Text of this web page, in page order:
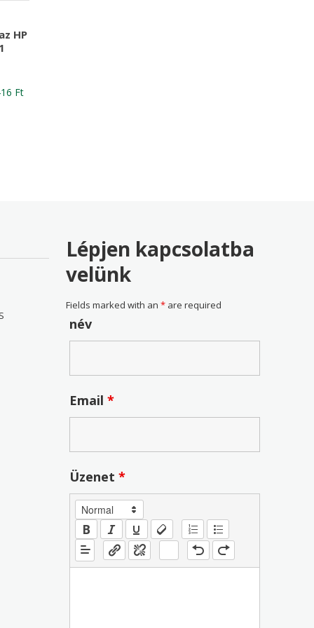
HP
FtCurrent
Lépjen kapcsolatba
velünk
Fields marked with an* are required
név
Email*
Üzenet*